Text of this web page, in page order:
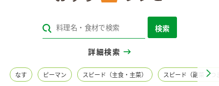
レシピカテゴリ一覧
レシピ名特集
検索
詳細検索
なす ピーマン スピード（主食・主菜） スピード（副菜・つ